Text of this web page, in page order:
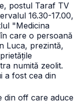
postul Taraf TV
16.30-17.00,
"Medicina
care o persoană
Luca, prezintă,
numită zeolit.
a fost cea din
din off care aduce